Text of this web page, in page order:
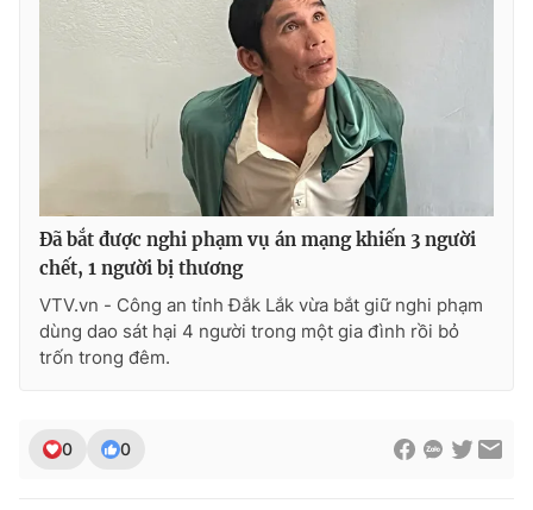
Ðiện thoại Thời báo VTV:
024.66 897 897
toasoan@vtv.vn
024-7300.7108
thuận bằng văn bản. Ghi rõ nguồn VTV.vn khi phát hành lại
thông tin từ website này.
Đã bắt được nghi phạm vụ án mạng khiến 3 người
chết, 1 người bị thương
VTV.vn - Công an tỉnh Đắk Lắk vừa bắt giữ nghi phạm
dùng dao sát hại 4 người trong một gia đình rồi bỏ
trốn trong đêm.
0 0